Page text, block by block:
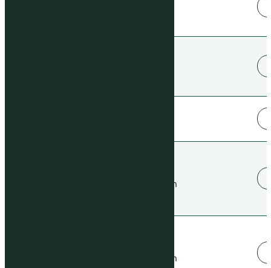
Participacao de Executivos em
Participacao de Executivos em